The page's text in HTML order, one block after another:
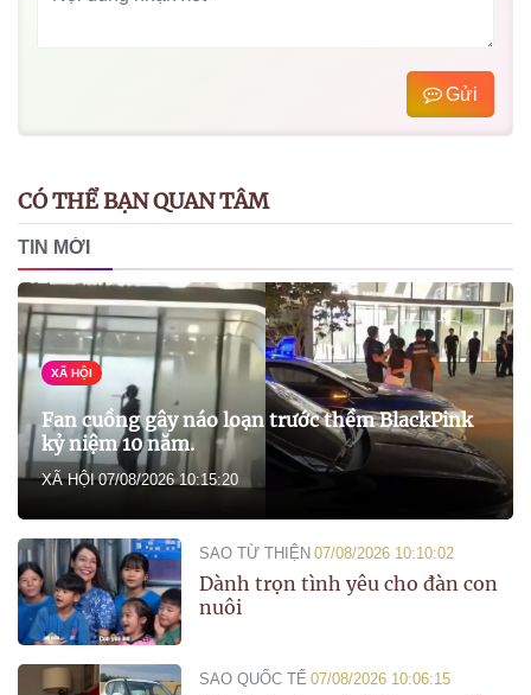
Gửi
CÓ THỂ BẠN QUAN TÂM
TIN MỚI
XÃ HỘI
Fan cuồng gây náo loạn trước thềm BlackPink
kỷ niệm 10 năm.
XÃ HỘI 07/08/2026 10:15:20
SAO TỪ THIỆN 07/08/2026 10:10:02
Dành trọn tình yêu cho đàn con
nuôi
SAO QUỐC TẾ 07/08/2026 10:06:15